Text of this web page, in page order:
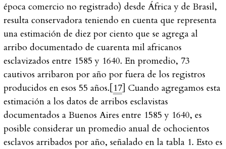
época comercio no registrado) desde África y de Brasil,
resulta conservadora teniendo en cuenta que representa
una estimación de diez por ciento que se agrega al
arribo documentado de cuarenta mil africanos
esclavizados entre 1585 y 1640. En promedio, 73
cautivos arribaron por año por fuera de los registros
producidos en esos 55 años.[17] Cuando agregamos esta
estimación a los datos de arribos esclavistas
documentados a Buenos Aires entre 1585 y 1640, es
posible considerar un promedio anual de ochocientos
esclavos arribados por año, señalado en la tabla 1. Esto es